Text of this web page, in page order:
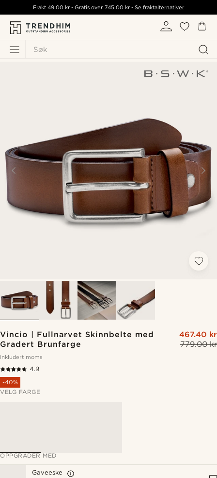
Søk
Frakt49.00 kr - Gratis over 745.00 kr- Se fraktalternativer
Vincio | Fullnarvet Skinnbelte med
Gradert Brunfarge
779.00 kr
467.40 kr
Inkludert moms
4.9
-40%
VELG FARGE
OPPGRADER MED
Gaveeske